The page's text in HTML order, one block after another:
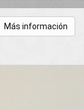
Más información